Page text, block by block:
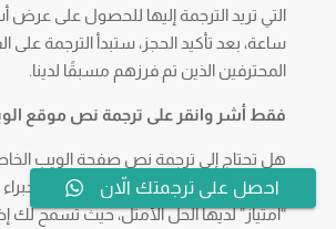
ساعة، بعد تأكيد الحجز، ستبدأ الترجمة على
المحترفين الذين تم فرزهم مسبقًا لدينا.
فقط أشر وانقر على ترجمة نص موقع
هل تحتاج إلى ترجمة نص صفحة الويب
وسهولة بواسطة لغويين محترفين
“امتياز” لديها الحل الأمثل، حيث تسمح لك
احصل على ترجمتك الاّن